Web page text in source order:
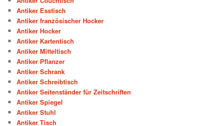
Antiker Esstisch
Antiker französischer Hocker
Antiker Hocker
Antiker Kartentisch
Antiker Mitteltisch
Antiker Pflanzer
Antiker Schrank
Antiker Schreibtisch
Antiker Seitenständer für Zeitschriften
Antiker Spiegel
Antiker Stuhl
Antiker Tisch